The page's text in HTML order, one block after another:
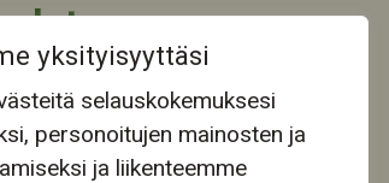
yksityisyyttäsi
selauskokemuksesi
personoitujen mainosten ja
ja liikenteemme